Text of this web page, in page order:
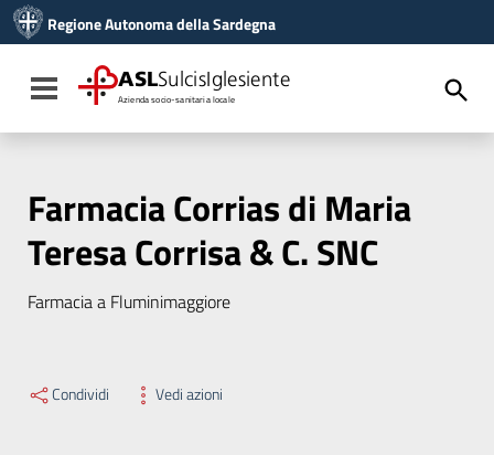
Vai al menu di navigazione
Vai al footer
Regione Autonoma della Sardegna
Toggle navigation
ASLSulcisIglesiente
Azienda socio-sanitaria locale
Farmacia Corrias di Maria
Teresa Corrisa & C. SNC
Farmacia a Fluminimaggiore
Condividi Vedi azioni